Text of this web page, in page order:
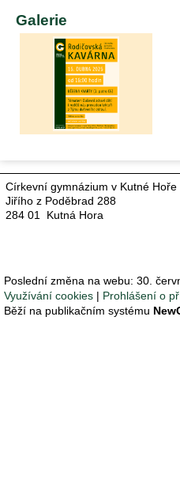
Galerie
Církevní gymnázium v Kutné Hoře
Jiřího z Poděbrad 288
284 01 Kutná Hora
Poslední změna na webu: 30.
Využívání cookies
Prohlášení o
Běží na publikačním systému